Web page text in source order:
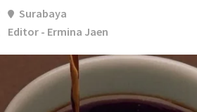
Surabaya
Editor - Ermina Jaen